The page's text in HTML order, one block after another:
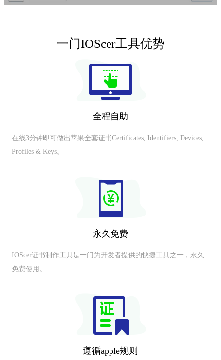
一门IOScer工具优势
全程自助
在线3分钟即可做出苹果全套证书Certificates, Identifiers, Devices,
Profiles & Keys。
永久免费
IOScer证书制作工具是一门为开发者提供的快捷工具之一，永久
免费使用。
遵循apple规则